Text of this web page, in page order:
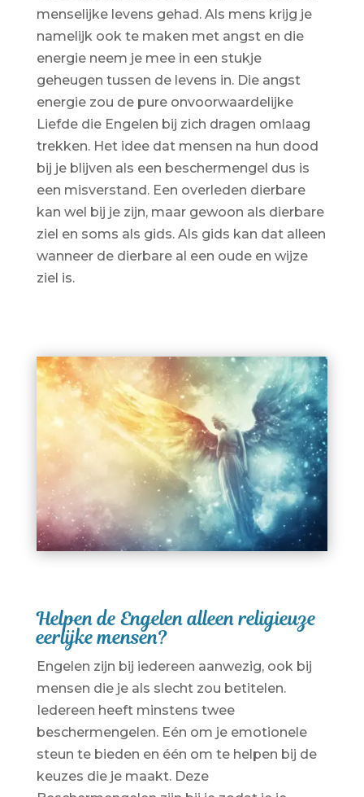
menselijke levens gehad. Als mens krijg je
namelijk ook te maken met angst en die
energie neem je mee in een stukje
geheugen tussen de levens in. Die angst
energie zou de pure onvoorwaardelijke
Liefde die Engelen bij zich dragen omlaag
trekken. Het idee dat mensen na hun dood
bij je blijven als een beschermengel dus is
een misverstand. Een overleden dierbare
kan wel bij je zijn, maar gewoon als dierbare
ziel en soms als gids. Als gids kan dat alleen
wanneer de dierbare al een oude en wijze
ziel is.
Helpen de Engelen alleen religieuze
eerlijke mensen?
Engelen zijn bij iedereen aanwezig, ook bij
mensen die je als slecht zou betitelen.
Iedereen heeft minstens twee
beschermengelen. Eén om je emotionele
steun te bieden en één om te helpen bij de
keuzes die je maakt. Deze